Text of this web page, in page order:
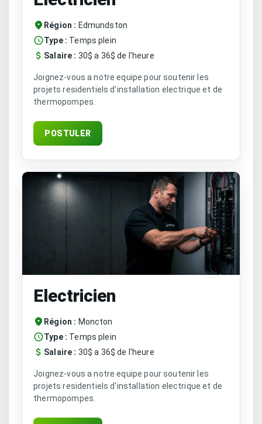
Région : Edmundston
Type : Temps plein
Salaire : 30$ a 36$ de l'heure
Joignez-vous a notre equipe pour soutenir les
projets residentiels d'installation electrique et de
thermopompes.
POSTULER
Electricien
Région : Moncton
Type : Temps plein
Salaire : 30$ a 36$ de l'heure
Joignez-vous a notre equipe pour soutenir les
projets residentiels d'installation electrique et de
thermopompes.